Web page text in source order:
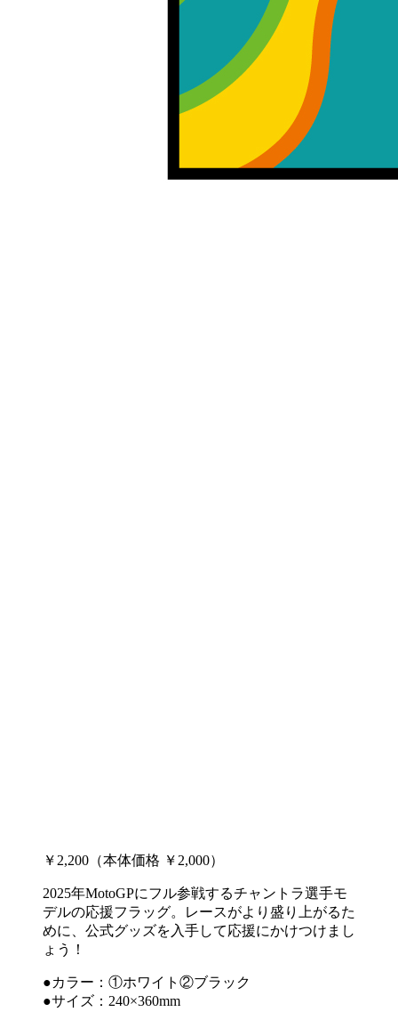
￥2,200（本体価格 ￥2,000）
2025年MotoGPにフル参戦するチャントラ選手モ
デルの応援フラッグ。レースがより盛り上がるた
めに、公式グッズを入手して応援にかけつけまし
ょう！
●カラー：①ホワイト②ブラック
●サイズ：240×360mm